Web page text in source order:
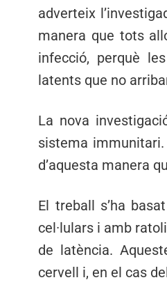
adverteix
manera que tots
infecció, perquè
latents que no
La nova
sistema
d’aquesta manera
El treball s’ha
cel·lulars i amb
de latència.
cervell i, en el cas